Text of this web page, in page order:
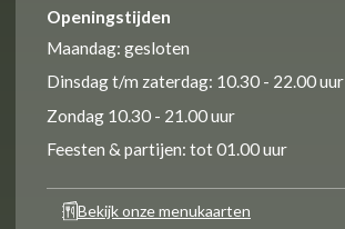
Openingstijden
Maandag: gesloten
Dinsdag t/m zaterdag: 10.30 - 22.00 uur
Zondag 10.30 - 21.00 uur
Feesten & partijen: tot 01.00 uur
Bekijk onze menukaarten